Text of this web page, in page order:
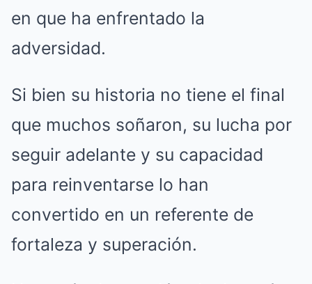
en que ha enfrentado la
adversidad.
Si bien su historia no tiene el final
que muchos soñaron, su lucha por
seguir adelante y su capacidad
para reinventarse lo han
convertido en un referente de
fortaleza y superación.